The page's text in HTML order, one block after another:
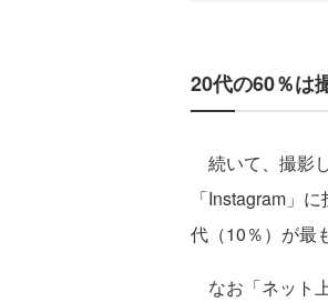
20代の60％は
続いて、撮影
「Instagram」
代（10％）が最
なお「ネット